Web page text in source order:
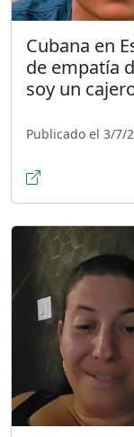
Cubana en
de empatía
soy un
Publicado el 3/7/